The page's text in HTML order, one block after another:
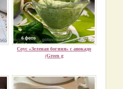
6 фото
Соус «Зеленая богиня» с авокадо
(Green g